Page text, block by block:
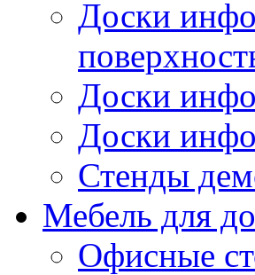
Доски
Доски
Доски
Стенды
Мебель для
Офисные